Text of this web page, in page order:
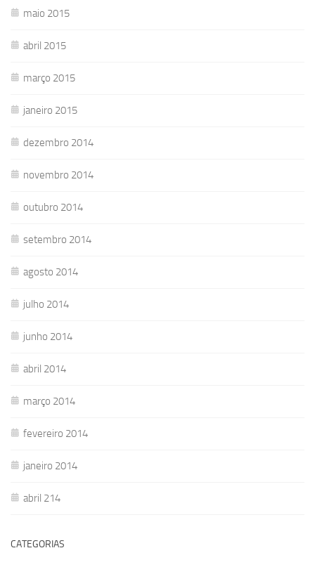
maio 2015
abril 2015
março 2015
janeiro 2015
dezembro 2014
novembro 2014
outubro 2014
setembro 2014
agosto 2014
julho 2014
junho 2014
abril 2014
março 2014
fevereiro 2014
janeiro 2014
abril 214
CATEGORIAS